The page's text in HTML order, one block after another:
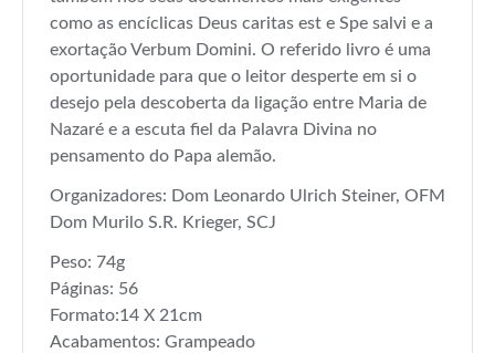
como as encíclicas Deus caritas est e Spe salvi e a
exortação Verbum Domini. O referido livro é uma
oportunidade para que o leitor desperte em si o
desejo pela descoberta da ligação entre Maria de
Nazaré e a escuta fiel da Palavra Divina no
pensamento do Papa alemão.
Organizadores: Dom Leonardo Ulrich Steiner, OFM
Dom Murilo S.R. Krieger, SCJ
Peso: 74g
Páginas: 56
Formato:14 X 21cm
Acabamentos: Grampeado